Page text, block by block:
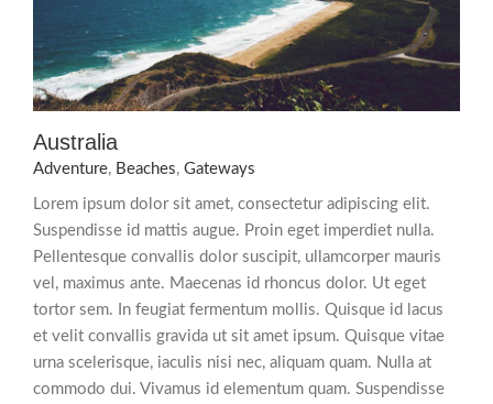
Australia
Adventure, Beaches, Gateways
Lorem ipsum dolor sit amet, consectetur adipiscing elit.
Suspendisse id mattis augue. Proin eget imperdiet nulla.
Pellentesque convallis dolor suscipit, ullamcorper mauris
vel, maximus ante. Maecenas id rhoncus dolor. Ut eget
tortor sem. In feugiat fermentum mollis. Quisque id lacus
et velit convallis gravida ut sit amet ipsum. Quisque vitae
urna scelerisque, iaculis nisi nec, aliquam quam. Nulla at
commodo dui. Vivamus id elementum quam. Suspendisse